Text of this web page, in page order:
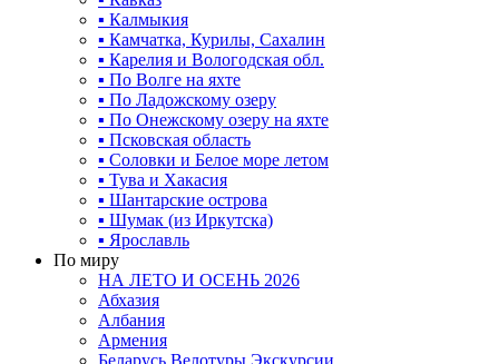
▪ Калмыкия
▪ Камчатка, Курилы, Сахалин
▪ Карелия и Вологодская обл.
▪ По Волге на яхте
▪ По Ладожскому озеру
▪ По Онежскому озеру на яхте
▪ Псковская область
▪ Соловки и Белое море летом
▪ Тува и Хакасия
▪ Шантарские острова
▪ Шумак (из Иркутска)
▪ Ярославль
По миру
НА ЛЕТО И ОСЕНЬ 2026
Абхазия
Албания
Армения
Беларусь Велотуры Экскурсии